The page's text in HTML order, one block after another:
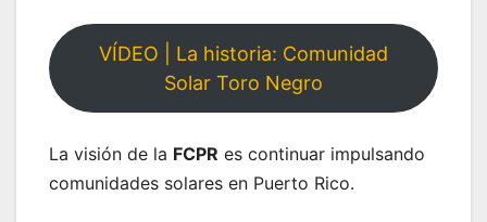
VÍDEO | La historia: Comunidad
Solar Toro Negro
La visión de la FCPR es continuar impulsando
comunidades solares en Puerto Rico.